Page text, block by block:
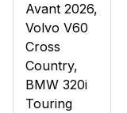
Avant 2026,
Volvo V60
Cross
Country,
BMW 320i
Touring